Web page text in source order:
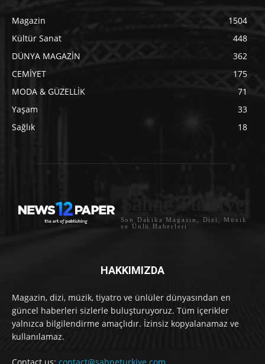
Magazin
1504
Kültür Sanat
448
DÜNYA MAGAZİN
362
CEMİYET
175
MODA & GÜZELLİK
71
Yaşam
33
Sağlık
18
Sahne Türkiye
Son Dakika Magazin, Dizi, Müzik
ve Ünlü Haberleri
HAKKIMIZDA
Magazin, dizi, müzik, tiyatro ve ünlüler dünyasından en
güncel haberleri sizlerle buluşturuyoruz. Tüm içerikler
yalnızca bilgilendirme amaçlıdır. İzinsiz kopyalanamaz ve
kullanılamaz.